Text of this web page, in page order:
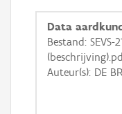
i
+ −
Data
Bestand: SEVS-
Auteur(s): DE